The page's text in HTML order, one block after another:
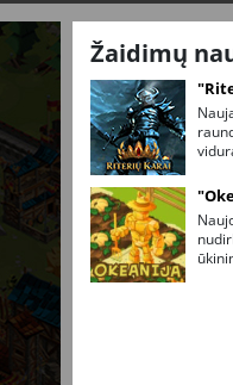
Žaidimų